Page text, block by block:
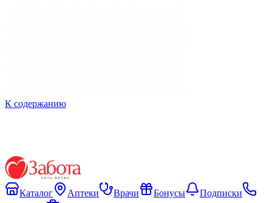
К содержанию
Каталог Аптеки Врачи Бонусы
Подписки